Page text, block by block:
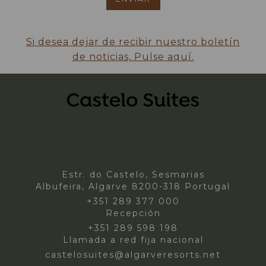
Si desea dejar de recibir nuestro boletín
de noticias, Pulse aquí.
Estr. do Castelo, Sesmarias
Albufeira, Algarve 8200-318 Portugal
+351 289 377 000
Recepción
+351 289 598 198
Llamada a red fija nacional
castelosuites@algarveresorts.net